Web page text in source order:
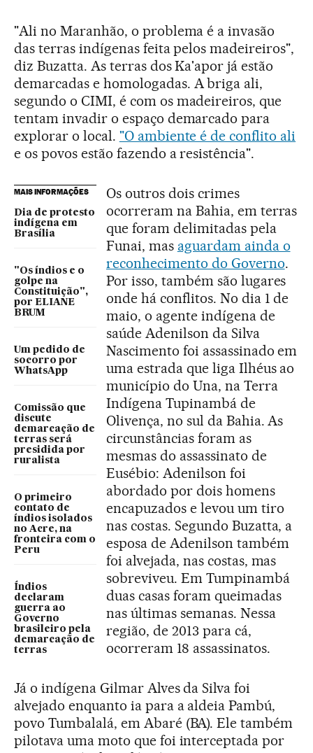
"Ali no Maranhão, o problema é a invasão
das terras indígenas feita pelos madeireiros",
diz Buzatta. As terras dos Ka'apor já estão
demarcadas e homologadas. A briga ali,
segundo o CIMI, é com os madeireiros, que
tentam invadir o espaço demarcado para
explorar o local. "O ambiente é de conflito ali
e os povos estão fazendo a resistência".
MAIS INFORMAÇÕES
Dia de protesto
indígena em
Brasília
"Os índios e o
golpe na
Constituição",
por ELIANE
BRUM
Um pedido de
socorro por
WhatsApp
Comissão que
discute
demarcação de
terras será
presidida por
ruralista
O primeiro
contato de
índios isolados
no Acre, na
fronteira com o
Peru
Índios
declaram
guerra ao
Governo
brasileiro pela
demarcação de
terras
Os outros dois crimes
ocorreram na Bahia, em terras
que foram delimitadas pela
Funai, mas aguardam ainda o
reconhecimento do Governo.
Por isso, também são lugares
onde há conflitos. No dia 1 de
maio, o agente indígena de
saúde Adenilson da Silva
Nascimento foi assassinado em
uma estrada que liga Ilhéus ao
município do Una, na Terra
Indígena Tupinambá de
Olivença, no sul da Bahia. As
circunstâncias foram as
mesmas do assassinato de
Eusébio: Adenilson foi
abordado por dois homens
encapuzados e levou um tiro
nas costas. Segundo Buzatta, a
esposa de Adenilson também
foi alvejada, nas costas, mas
sobreviveu. Em Tumpinambá
duas casas foram queimadas
nas últimas semanas. Nessa
região, de 2013 para cá,
ocorreram 18 assassinatos.
Já o indígena Gilmar Alves da Silva foi
alvejado enquanto ia para a aldeia Pambú,
povo Tumbalalá, em Abaré (BA). Ele também
pilotava uma moto que foi interceptada por